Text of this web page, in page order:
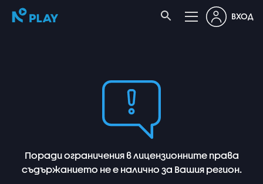
ВХОД
Поради ограничения в лицензионните права
съдържанието не е налично за Вашия регион.